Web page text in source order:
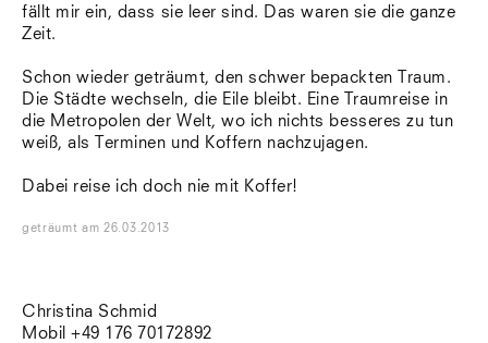
fällt mir ein, dass sie leer sind. Das waren sie die ganze
Zeit.
Schon wieder geträumt, den schwer bepackten Traum.
Die Städte wechseln, die Eile bleibt. Eine Traumreise in
die Metropolen der Welt, wo ich nichts besseres zu tun
weiß, als Terminen und Koffern nachzujagen.
Dabei reise ich doch nie mit Koffer!
geträumt am26.03.2013
Christina Schmid
Mobil +49 176 70172892